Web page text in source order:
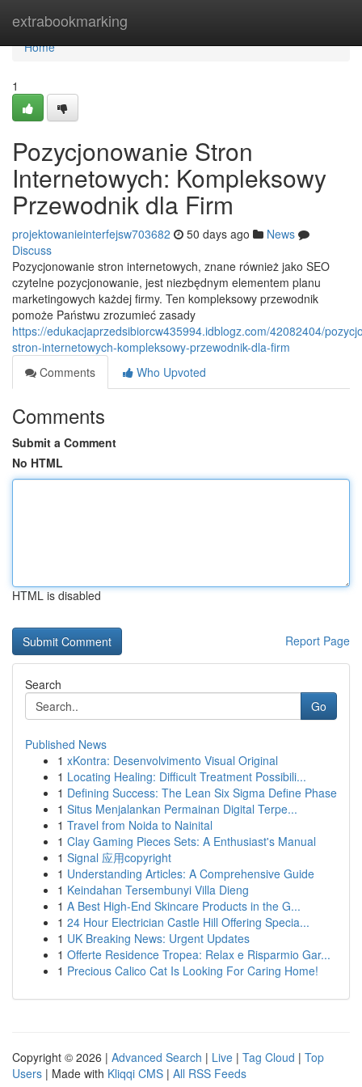
extrabookmarking
Home
Home
1
Pozycjonowanie Stron
Internetowych: Kompleksowy
Przewodnik dla Firm
projektowanieinterfejsw703682 50 days ago
News
Discuss
Pozycjonowanie stron internetowych, znane również jako SEO
czytelne pozycjonowanie, jest niezbędnym elementem planu
marketingowych każdej firmy. Ten kompleksowy przewodnik
pomoże Państwu zrozumieć zasady
https://edukacjaprzedsibiorcw435994.idblogz.com/42082404/
stron-internetowych-kompleksowy-przewodnik-dla-firm
Comments
Who Upvoted
Comments
Submit a Comment
No HTML
HTML is disabled
Report Page
Search
Go
Published News
1 xKontra: Desenvolvimento Visual Original
1 Locating Healing: Difficult Treatment Possibili...
1 Defining Success: The Lean Six Sigma Define Phase
1 Situs Menjalankan Permainan Digital Terpe...
1 Travel from Noida to Nainital
1 Clay Gaming Pieces Sets: A Enthusiast's Manual
1 Signal 应用copyright
1 Understanding Articles: A Comprehensive Guide
1 Keindahan Tersembunyi Villa Dieng
1 A Best High-End Skincare Products in the G...
1 24 Hour Electrician Castle Hill Offering Specia...
1 UK Breaking News: Urgent Updates
1 Offerte Residence Tropea: Relax e Risparmio Gar...
1 Precious Calico Cat Is Looking For Caring Home!
Copyright © 2026 | Advanced Search | Live | Tag Cloud | Top
Users | Made with Kliqqi CMS | All RSS Feeds